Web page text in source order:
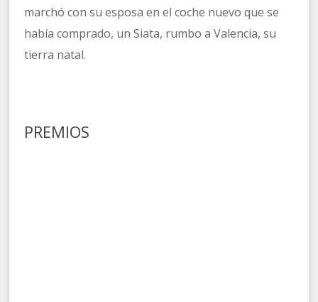
marchó con su esposa en el coche nuevo que se
había comprado, un Siata, rumbo a Valencia, su
tierra natal.
PREMIOS